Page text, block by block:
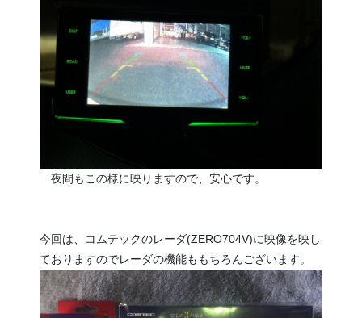
夜間もこの様に映りますので、安心です。
今回は、コムテックのレーダ(ZERO704V)に映像を映し
ておりますのでレーダの機能ももちろんございます。